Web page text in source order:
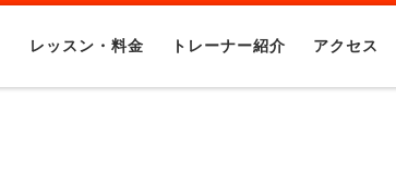
レッスン・料金 トレーナー紹介 アクセス